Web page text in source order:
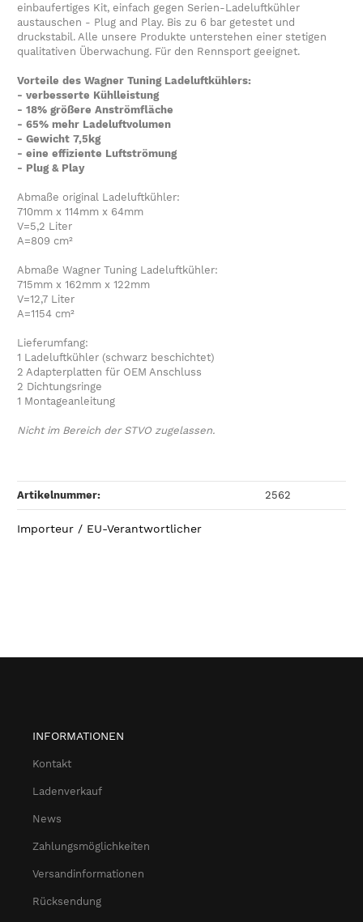
einbaufertiges Kit, einfach gegen Serien-Ladeluftkühler
austauschen - Plug and Play. Bis zu 6 bar getestet und
druckstabil. Alle unsere Produkte unterstehen einer stetigen
qualitativen Überwachung. Für den Rennsport geeignet.
Vorteile des Wagner Tuning Ladeluftkühlers:
- verbesserte Kühlleistung
- 18% größere Anströmfläche
- 65% mehr Ladeluftvolumen
- Gewicht 7,5kg
- eine effiziente Luftströmung
- Plug & Play
Abmaße original Ladeluftkühler:
710mm x 114mm x 64mm
V=5,2 Liter
A=809 cm²
Abmaße Wagner Tuning Ladeluftkühler:
715mm x 162mm x 122mm
V=12,7 Liter
A=1154 cm²
Lieferumfang:
1 Ladeluftkühler (schwarz beschichtet)
2 Adapterplatten für OEM Anschluss
2 Dichtungsringe
1 Montageanleitung
Nicht im Bereich der STVO zugelassen.
Artikelnummer: 2562
Importeur / EU-Verantwortlicher
INFORMATIONEN
Kontakt
Ladenverkauf
News
Zahlungsmöglichkeiten
Versandinformationen
Rücksendung